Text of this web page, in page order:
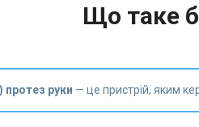
Що таке
протез руки — це пристрій, яким